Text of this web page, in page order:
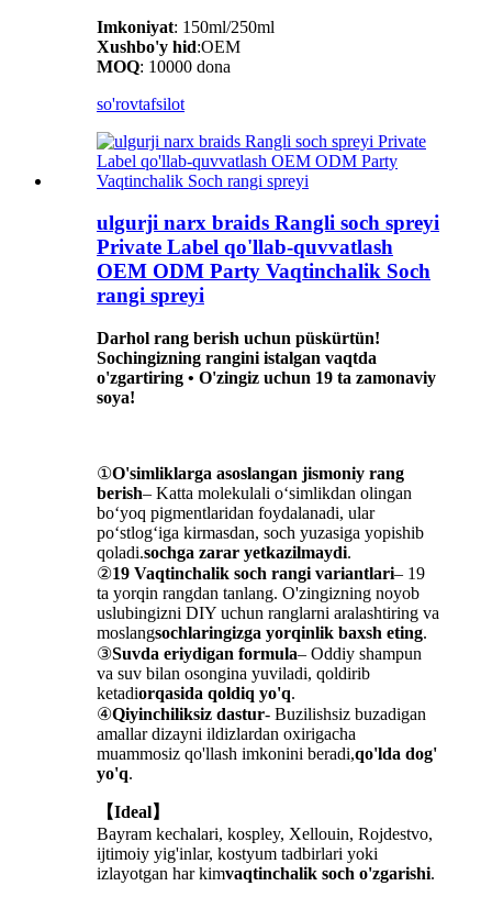
Imkoniyat: 150ml/250ml
Xushbo'y hid:OEM
MOQ: 10000 dona
so'rovtafsilot
ulgurji narx braids Rangli soch spreyi
Private Label qo'llab-quvvatlash
OEM ODM Party Vaqtinchalik Soch
rangi spreyi
Darhol rang berish uchun püskürtün!
Sochingizning rangini istalgan vaqtda
o'zgartiring • O'zingiz uchun 19 ta zamonaviy
soya!
①O'simliklarga asoslangan jismoniy rang
berish– Katta molekulali o‘simlikdan olingan
bo‘yoq pigmentlaridan foydalanadi, ular
po‘stlog‘iga kirmasdan, soch yuzasiga yopishib
qoladi.sochga zarar yetkazilmaydi.
②19 Vaqtinchalik soch rangi variantlari– 19
ta yorqin rangdan tanlang. O'zingizning noyob
uslubingizni DIY uchun ranglarni aralashtiring va
moslangsochlaringizga yorqinlik baxsh eting.
③Suvda eriydigan formula– Oddiy shampun
va suv bilan osongina yuviladi, qoldirib
ketadiorqasida qoldiq yo'q.
④Qiyinchiliksiz dastur- Buzilishsiz buzadigan
amallar dizayni ildizlardan oxirigacha
muammosiz qo'llash imkonini beradi,qo'lda dog'
yo'q.
【Ideal】
Bayram kechalari, kospley, Xellouin, Rojdestvo,
ijtimoiy yig'inlar, kostyum tadbirlari yoki
izlayotgan har kimvaqtinchalik soch o'zgarishi.